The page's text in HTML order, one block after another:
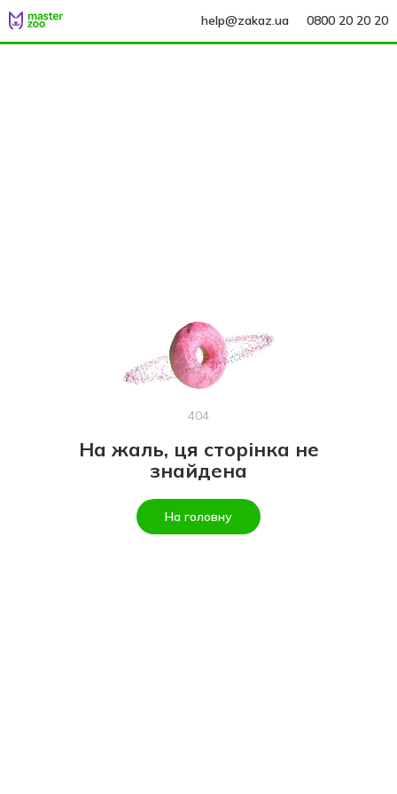
help@zakaz.ua 0800 20 20 20
404
На жаль, ця сторінка не
знайдена
На головну